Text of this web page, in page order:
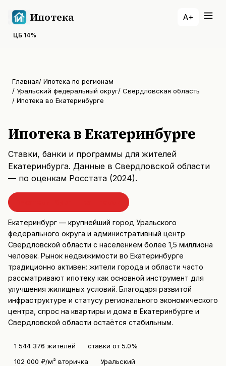
Ипотека
ЦБ 14%
A+
Главная/ Ипотека по регионам
/ Уральский федеральный округ/ Свердловская область
/ Ипотека во Екатеринбурге
Ипотека в Екатеринбурге
Ставки, банки и программы для жителей
Екатеринбурга. Данные в Свердловской области
— по оценкам Росстата (2024).
Екатеринбург — крупнейший город Уральского
федерального округа и административный центр
Свердловской области с населением более 1,5 миллиона
человек. Рынок недвижимости во Екатеринбурге
традиционно активен: жители города и области часто
рассматривают ипотеку как основной инструмент для
улучшения жилищных условий. Благодаря развитой
инфраструктуре и статусу регионального экономического
центра, спрос на квартиры и дома в Екатеринбурге и
Свердловской области остаётся стабильным.
1 544 376 жителей
ставки от 5.0%
102 000 ₽/м² вторичка
Уральский